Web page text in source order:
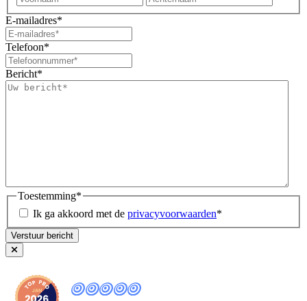
E-mailadres*
Telefoon*
Bericht*
Toestemming*
Ik ga akkoord met de privacyvoorwaarden*